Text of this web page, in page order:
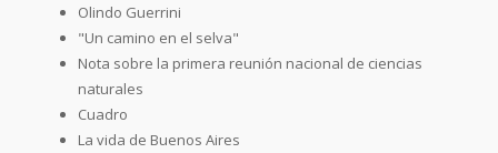
Olindo Guerrini
"Un camino en el selva"
Nota sobre la primera reunión nacional de ciencias
naturales
Cuadro
La vida de Buenos Aires